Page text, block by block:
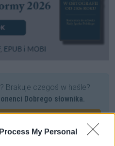
My Personal
Brakuje czegoś w haśle?
Dobrego słownika.